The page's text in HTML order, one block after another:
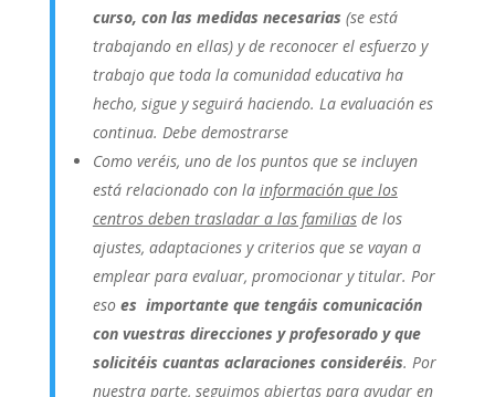
curso, con las medidas necesarias (se está
trabajando en ellas) y de reconocer el esfuerzo y
trabajo que toda la comunidad educativa ha
hecho, sigue y seguirá haciendo. La evaluación es
continua. Debe demostrarse
Como veréis, uno de los puntos que se incluyen
está relacionado con la información que los
centros deben trasladar a las familiasde los
ajustes, adaptaciones y criterios que se vayan a
emplear para evaluar, promocionar y titular. Por
eso es importante que tengáis comunicación
con vuestras direcciones y profesorado y que
solicitéis cuantas aclaraciones consideréis. Por
nuestra parte, seguimos abiertas para ayudar en